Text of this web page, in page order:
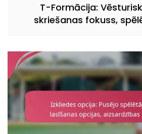
T-Formācija:
skriešanas fokuss,